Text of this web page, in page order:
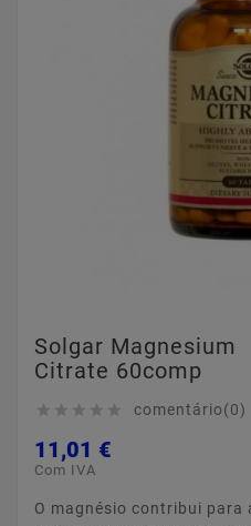
Solgar Magnesium
Citrate 60comp
     comentário(0)
11,01 €
Com IVA
O magnésio contribui para